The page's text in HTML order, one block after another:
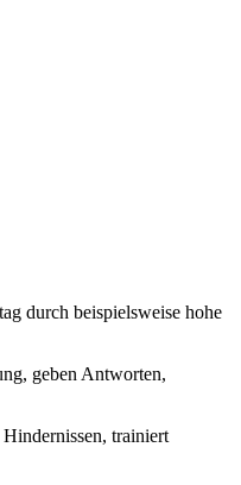
durch beispielsweise hohe
geben Antworten,
trainiert